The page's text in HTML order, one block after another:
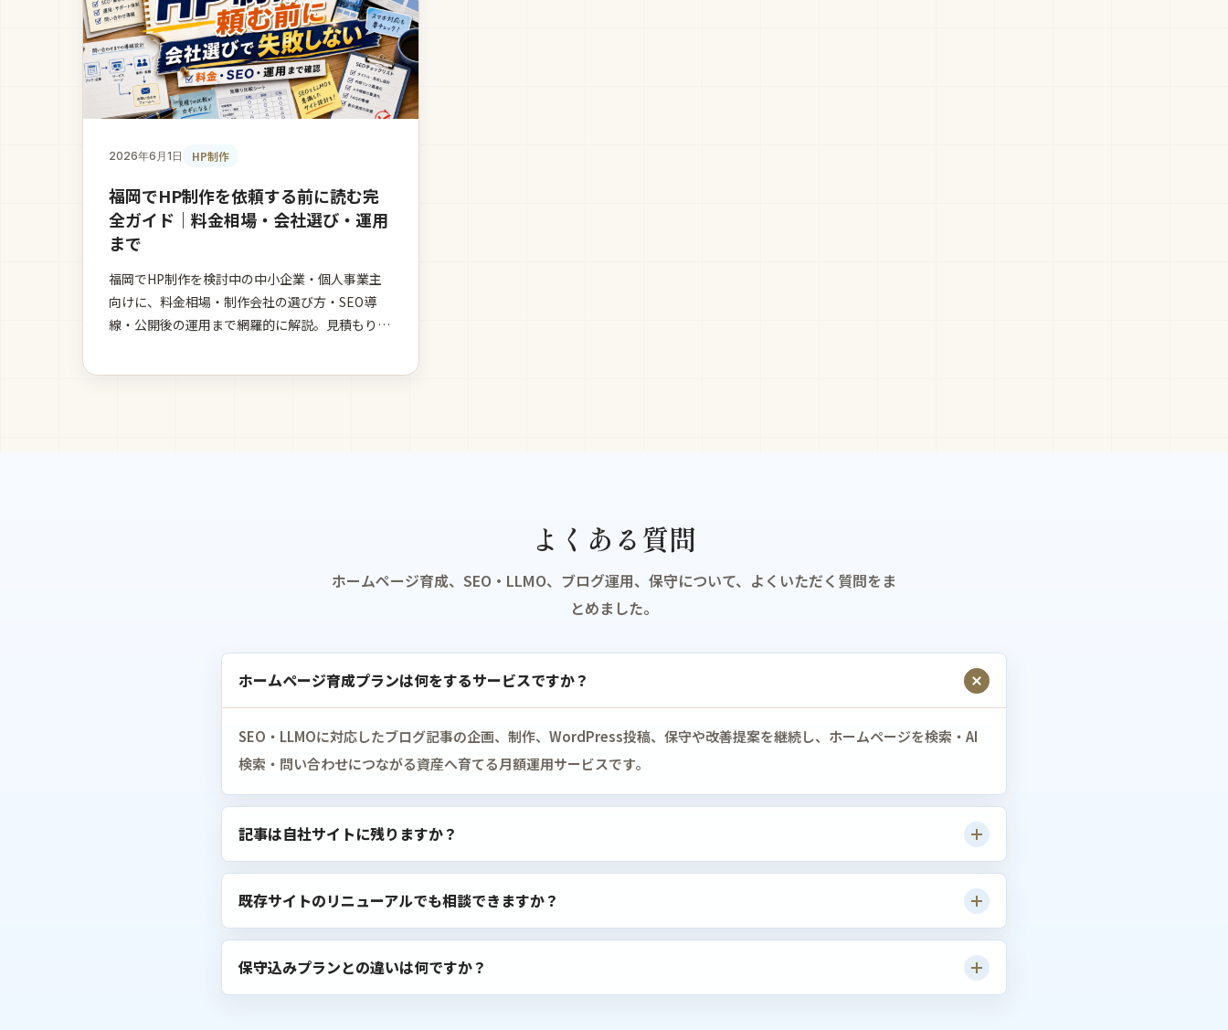
2026年6月1日 HP制作
福岡でHP制作を依頼する前に読む完
全ガイド｜料金相場・会社選び・運用
まで
福岡でHP制作を検討中の中小企業・個人事業主
向けに、料金相場・制作会社の選び方・SEO導
線・公開後の運用まで網羅的に解説。見積もりの
よくある質問
ホームページ育成、SEO・LLMO、ブログ運用、保守について、よくいただく質問をま
とめました。
ホームページ育成プランは何をするサービスですか？
SEO・LLMOに対応したブログ記事の企画、制作、WordPress投稿、保守や改善提案を継続し、ホームページを検索・AI
検索・問い合わせにつながる資産へ育てる月額運用サービスです。
記事は自社サイトに残りますか？
既存サイトのリニューアルでも相談できますか？
保守込みプランとの違いは何ですか？